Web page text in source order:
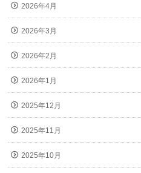
2026年4月
2026年3月
2026年2月
2026年1月
2025年12月
2025年11月
2025年10月